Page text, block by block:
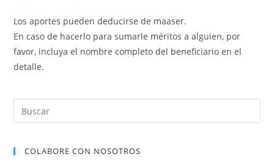
Los aportes pueden deducirse de maaser.
En caso de hacerlo para sumarle méritos a alguien, por
favor, incluya el nombre completo del beneficiario en el
detalle.
COLABORE CON NOSOTROS